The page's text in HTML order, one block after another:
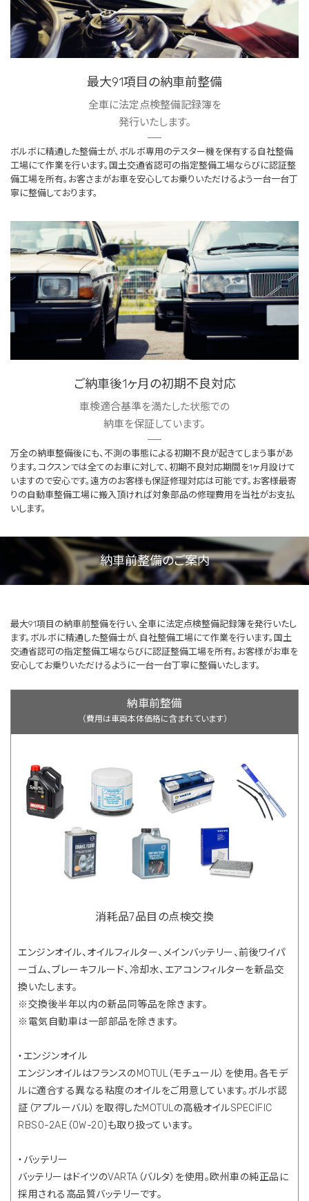
最大91項目の納車前整備
全車に法定点検整備記録簿を
発行いたします。
ボルボに精通した整備士が、ボルボ専用のテスター機を保有する自社整備
工場にて作業を行います。国土交通省認可の指定整備工場ならびに認証整
備工場を所有。お客さまがお車を安心してお乗りいただけるよう一台一台丁
寧に整備しております。
ご納車後1ヶ月の初期不良対応
車検適合基準を満たした状態での
納車を保証しています。
万全の納車整備後にも、不測の事態による初期不良が起きてしまう事があ
ります。コクスンでは全てのお車に対して、初期不良対応期間を1ヶ月設けて
いますので安心です。遠方のお客様も保証修理対応は可能です。お客様最寄
りの自動車整備工場に搬入頂ければ対象部品の修理費用を当社がお支払
いします。
納車前整備のご案内
最大91項目の納車前整備を行い、全車に法定点検整備記録簿を発行いたし
ます。ボルボに精通した整備士が、自社整備工場にて作業を行います。国土
交通省認可の指定整備工場ならびに認証整備工場を所有。お客様がお車を
安心してお乗りいただけるように一台一台丁寧に整備いたします。
納車前整備
（費用は車両本体価格に含まれています）
消耗品7品目の点検交換
エンジンオイル、オイルフィルター、メインバッテリー、前後ワイパ
ーゴム、ブレーキフルード、冷却水、エアコンフィルターを新品交
換いたします。
※交換後半年以内の新品同等品を除きます。
※電気自動車は一部部品を除きます。
・エンジンオイル
エンジンオイルはフランスのMOTUL（モチュール）を使用。各モデ
ルに適合する異なる粘度のオイルをご用意しています。ボルボ認
証（アプルーバル）を取得したMOTULの高級オイルSPECIFIC
RBS0-2AE（0W-20)も取り扱っています。
・バッテリー
バッテリーはドイツのVARTA（バルタ）を使用。欧州車の純正品に
採用される高品質バッテリーです。